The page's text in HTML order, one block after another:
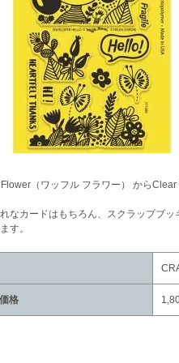
（ワッフル フラワー） から
なカードはもちろん、スクラップブ
す。
格